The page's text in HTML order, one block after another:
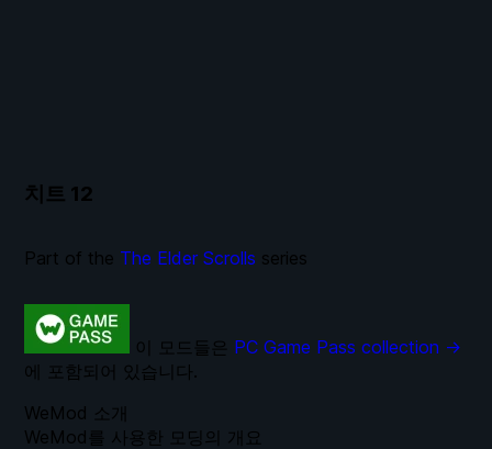
치트 12
WeMod 소개
WeMod를 사용한 모딩의 개요
이 모드들은 PC Game Pass collection →
에 포함되어 있습니다.
Part of the The Elder Scrolls series